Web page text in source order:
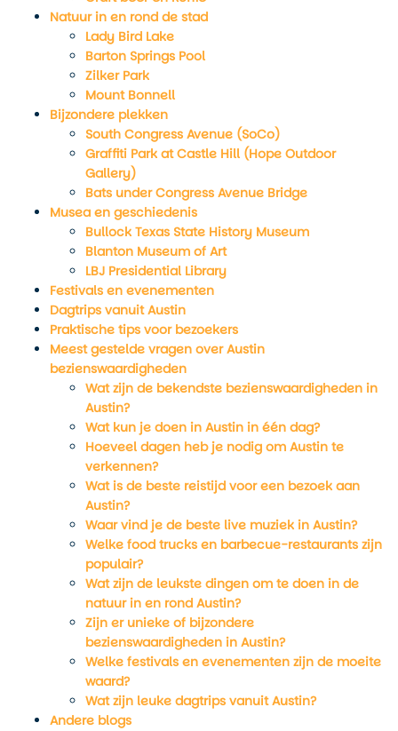
Natuur in en rond de stad
Lady Bird Lake
Barton Springs Pool
Zilker Park
Mount Bonnell
Bijzondere plekken
South Congress Avenue (SoCo)
Graffiti Park at Castle Hill (Hope Outdoor
Gallery)
Bats under Congress Avenue Bridge
Musea en geschiedenis
Bullock Texas State History Museum
Blanton Museum of Art
LBJ Presidential Library
Festivals en evenementen
Dagtrips vanuit Austin
Praktische tips voor bezoekers
Meest gestelde vragen over Austin
bezienswaardigheden
Wat zijn de bekendste bezienswaardigheden in
Austin?
Wat kun je doen in Austin in één dag?
Hoeveel dagen heb je nodig om Austin te
verkennen?
Wat is de beste reistijd voor een bezoek aan
Austin?
Waar vind je de beste live muziek in Austin?
Welke food trucks en barbecue-restaurants zijn
populair?
Wat zijn de leukste dingen om te doen in de
natuur in en rond Austin?
Zijn er unieke of bijzondere
bezienswaardigheden in Austin?
Welke festivals en evenementen zijn de moeite
waard?
Wat zijn leuke dagtrips vanuit Austin?
Andere blogs